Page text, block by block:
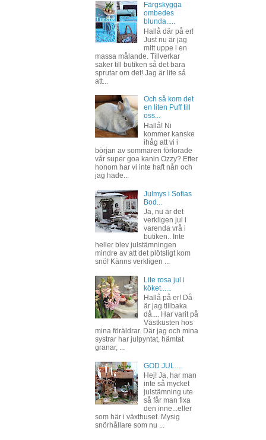
Färgskygga
ombedes
blunda.....
Hallå där på er!
Just nu är jag
mitt uppe i en
massa målande. Tillverkar
saker till butiken så det bara
sprutar om det! Jag är lite så
att...
Och så kom det
en liten Puff till
oss...
Hallå! Ni
kommer kanske
ihåg att vi i
början av sommaren förlorade
vår super goa kanin Ozzy? Efter
honom har vi inte haft nån och
jag hade...
Julmys i Sofias
Bod...
Ja, nu är det
verkligen jul i
varenda vrå i
butiken.. Inte
heller blev julstämningen
mindre av att det plötsligt kom
snö! Känns verkligen ...
Lite rosa jul i
köket......
Hallå på er! Då
är jag tillbaka
då.... Har varit på
Västkusten hos
mina föräldrar. Där jag och mina
systrar har julpyntat, hämtat
granar, ...
GOD JUL....
Hej! Ja, har man
inte så mycket
julstämning ute
så får man fixa
den inne...eller
som här i växthuset. Mysig
snörhållare som nu ...